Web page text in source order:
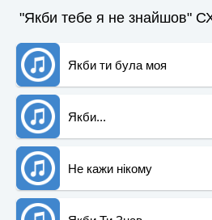
"Якби тебе я не знайшов"
Якби ти була моя
Якби...
Не кажи нікому